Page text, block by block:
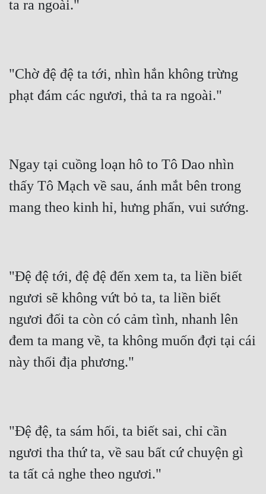
ta ra ngoài."
"Chờ đệ đệ ta tới, nhìn hắn không trừng
phạt đám các ngươi, thả ta ra ngoài."
Ngay tại cuồng loạn hô to Tô Dao nhìn
thấy Tô Mạch về sau, ánh mắt bên trong
mang theo kinh hỉ, hưng phấn, vui sướng.
"Đệ đệ tới, đệ đệ đến xem ta, ta liền biết
ngươi sẽ không vứt bỏ ta, ta liền biết
ngươi đối ta còn có cảm tình, nhanh lên
đem ta mang về, ta không muốn đợi tại cái
này thối địa phương."
"Đệ đệ, ta sám hối, ta biết sai, chỉ cần
ngươi tha thứ ta, về sau bất cứ chuyện gì
ta tất cả nghe theo ngươi."